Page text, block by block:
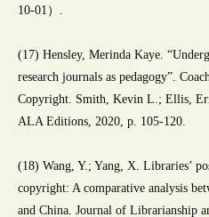
10-01）.
(17) Hensley, Merinda Kaye.
research journals as pedagogy”.
Copyright. Smith, Kevin L.; Ellis,
ALA Editions, 2020, p. 105-120.
(18) Wang, Y.; Yang, X. Libraries’
copyright: A comparative analysis
and China. Journal of Librarianship